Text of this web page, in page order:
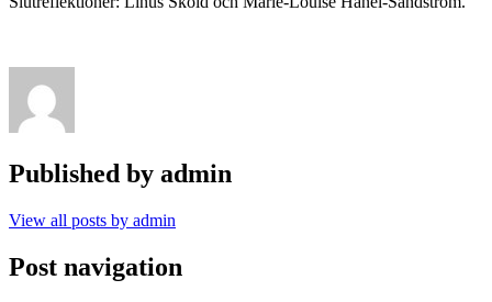
Published by admin
View all posts by admin
Post navigation